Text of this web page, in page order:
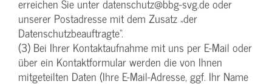
erreichen Sie unter datenschutz@bbg-svg.de oder
unserer Postadresse mit dem Zusatz „der
Datenschutzbeauftragte“.
(3) Bei Ihrer Kontaktaufnahme mit uns per E-Mail oder
über ein Kontaktformular werden die von Ihnen
mitgeteilten Daten (Ihre E-Mail-Adresse, ggf. Ihr Name